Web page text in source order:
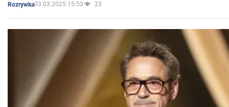
Rozrywka03.03.2025 15:53 23